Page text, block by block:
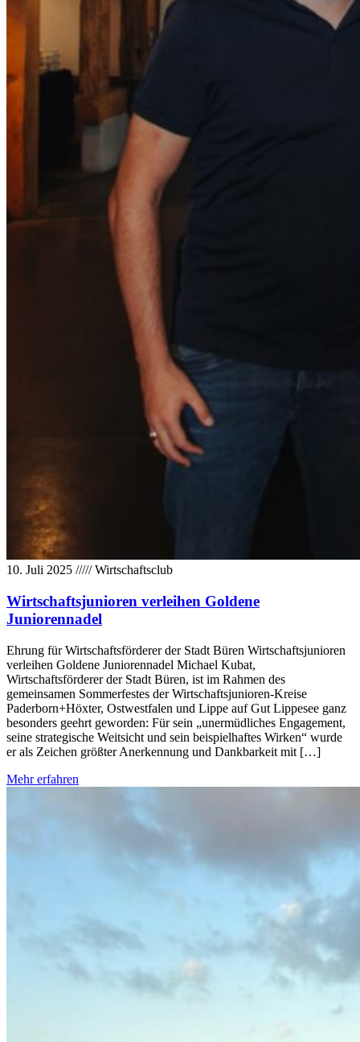
10. Juli 2025 /////Wirtschaftsclub
Wirtschaftsjunioren verleihen Goldene
Juniorennadel
Ehrung für Wirtschaftsförderer der Stadt Büren Wirtschaftsjunioren
verleihen Goldene Juniorennadel Michael Kubat,
Wirtschaftsförderer der Stadt Büren, ist im Rahmen des
gemeinsamen Sommerfestes der Wirtschaftsjunioren-Kreise
Paderborn+Höxter, Ostwestfalen und Lippe auf Gut Lippesee ganz
besonders geehrt geworden: Für sein „unermüdliches Engagement,
seine strategische Weitsicht und sein beispielhaftes Wirken“ wurde
er als Zeichen größter Anerkennung und Dankbarkeit mit […]
Mehr erfahren